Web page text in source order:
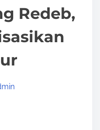
Redeb,